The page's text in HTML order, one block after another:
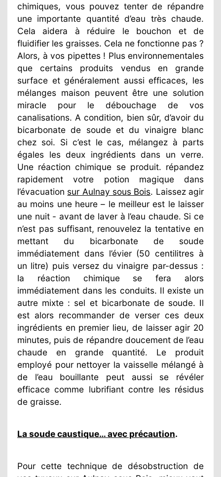
chimiques, vous pouvez tenter de répandre
une importante quantité d’eau très chaude.
Cela aidera à réduire le bouchon et de
fluidifier les graisses. Cela ne fonctionne pas ?
Alors, à vos pipettes ! Plus environnementales
que certains produits vendus en grande
surface et généralement aussi efficaces, les
mélanges maison peuvent être une solution
miracle pour le débouchage de vos
canalisations. A condition, bien sûr, d’avoir du
bicarbonate de soude et du vinaigre blanc
chez soi. Si c’est le cas, mélangez à parts
égales les deux ingrédients dans un verre.
Une réaction chimique se produit. répandez
rapidement votre potion magique dans
l’évacuation sur Aulnay sous Bois. Laissez agir
au moins une heure – le meilleur est le laisser
une nuit - avant de laver à l’eau chaude. Si ce
n’est pas suffisant, renouvelez la tentative en
mettant du bicarbonate de soude
immédiatement dans l’évier (50 centilitres à
un litre) puis versez du vinaigre par-dessus :
la réaction chimique se fera alors
immédiatement dans les conduits. Il existe un
autre mixte : sel et bicarbonate de soude. Il
est alors recommander de verser ces deux
ingrédients en premier lieu, de laisser agir 20
minutes, puis de répandre doucement de l’eau
chaude en grande quantité. Le produit
employé pour nettoyer la vaisselle mélangé à
de l’eau bouillante peut aussi se révéler
efficace comme lubrifiant contre les résidus
de graisse.
La soude caustique… avec précaution.
Pour cette technique de désobstruction de